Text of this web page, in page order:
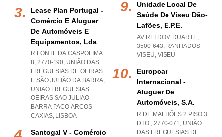
Lease Plan Portugal -
Comércio E Aluguer
De Automóveis E
Equipamentos, Lda
R FONTE DA CASPOLIMA
8, 2770-190, UNIÃO DAS
FREGUESIAS DE OEIRAS
E SÃO JULIÃO DA BARRA,
UNIAO FREGUESIAS
OEIRAS SAO JULIAO
BARRA PACO ARCOS
CAXIAS, LISBOA
Santogal V - Comércio
Unidade Local De
Saúde De Viseu Dão-
Lafões, E.p.e.
AV REI DOM DUARTE,
3500-643, RANHADOS
VISEU, VISEU
Europcar
Internacional -
Aluguer De
Automóveis, S.a.
R DE MALHÕES 2 PISO 3
DTO., 2770-071, UNIÃO
DAS FREGUESIAS DE